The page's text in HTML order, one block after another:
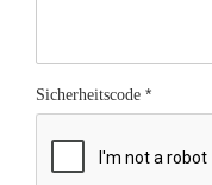
Sicherheitscode